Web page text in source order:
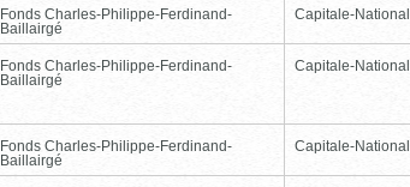
Fonds Charles-Philippe-Ferdinand-
Baillairgé
Capitale-
Fonds Charles-Philippe-Ferdinand-
Baillairgé
Capitale-
Fonds Charles-Philippe-Ferdinand-
Baillairgé
Capitale-